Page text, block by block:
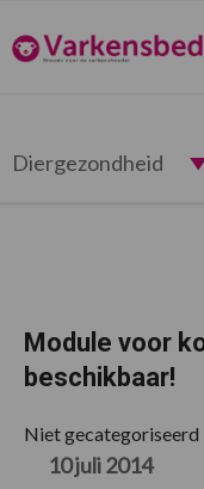
de
hoofdnavigatie
de
hoofd
de
eerste
de
voettekst
Varkensbedrijf.nl
Diergezondheid
Module voor
beschikbaar!
Niet gecategoriseerd
10 juli 2014